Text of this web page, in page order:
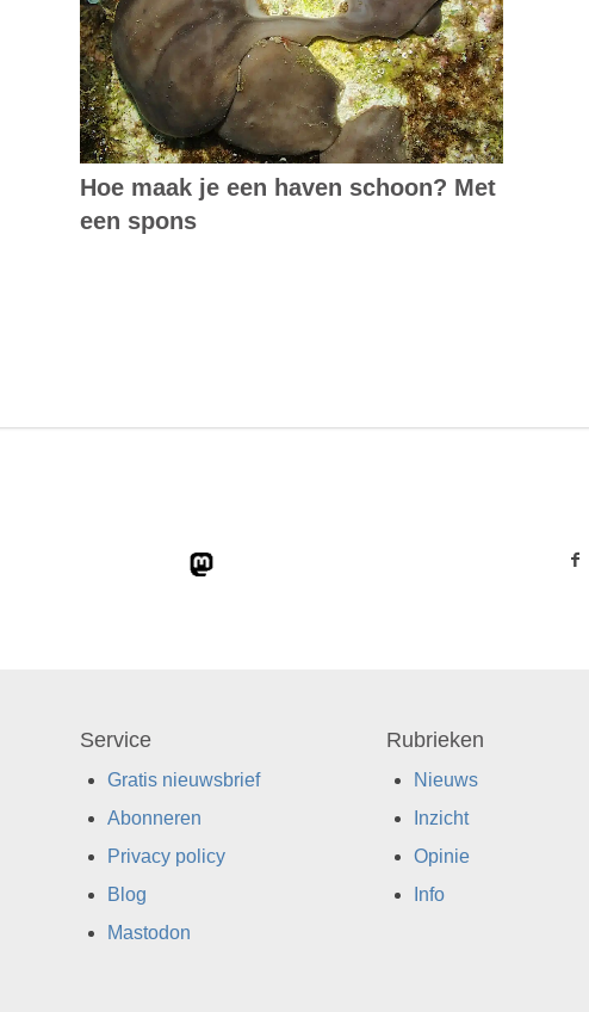
Hoe maak je een haven schoon? Met
een spons
Service
Gratis nieuwsbrief
Abonneren
Privacy policy
Blog
Mastodon
Rubrieken
Nieuws
Inzicht
Opinie
Info